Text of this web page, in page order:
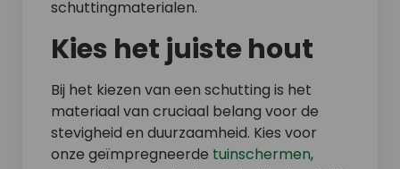
schuttingmaterialen.
Kies het juiste hout
Bij het kiezen van een schutting is het
materiaal van cruciaal belang voor de
stevigheid en duurzaamheid. Kies voor
onze geïmpregneerde tuinschermen,